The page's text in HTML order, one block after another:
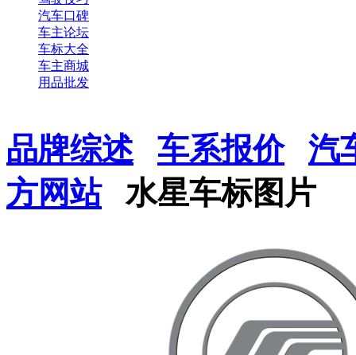
汽车口碑
车主论坛
车标大全
车主商城
用品批发
品牌综述 车系报价
汽
方网站
水星车标图片